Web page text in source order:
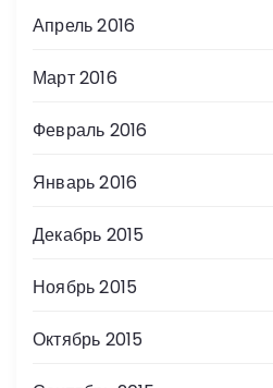
Апрель 2016
Март 2016
Февраль 2016
Январь 2016
Декабрь 2015
Ноябрь 2015
Октябрь 2015